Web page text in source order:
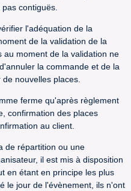
contiguës.
l'adéquation de la
de la validation de la
au moment de la validation ne
la commande et de la
nouvelles places.
ferme qu'après règlement
confirmation des places
au client.
de répartition ou une
il est mis à disposition
en étant en principe les plus
le jour de l'évènement, ils n'ont